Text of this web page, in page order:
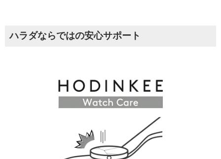
ハラダならではの安心サポート